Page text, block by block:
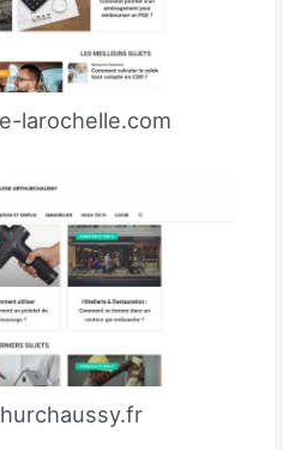
larochelle.com